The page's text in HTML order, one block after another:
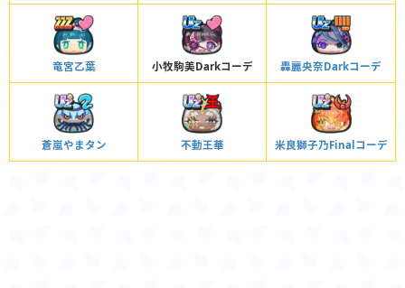
竜宮乙葉 小牧駒美Darkコーデ 轟麗央奈Darkコーデ
蒼嵐やまタン 不動王華 米良獅子乃Finalコーデ